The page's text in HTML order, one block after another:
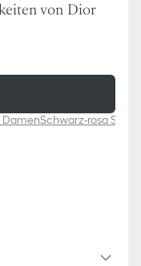
von Dior
DamenSchwarz-rosa